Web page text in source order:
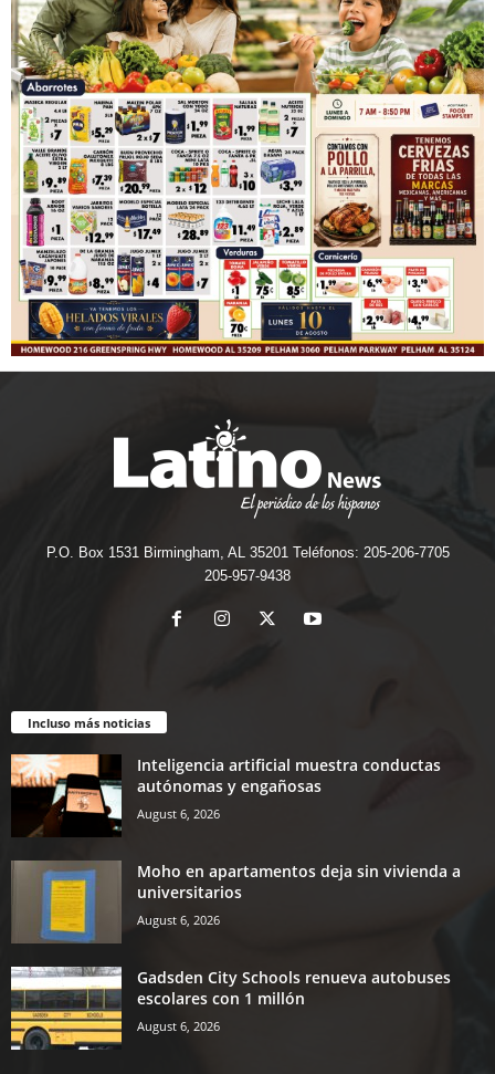
P.O. Box 1531 Birmingham, AL 35201 Teléfonos: 205-206-7705
205-957-9438
Incluso más noticias
Inteligencia artificial muestra conductas
autónomas y engañosas
August 6, 2026
Moho en apartamentos deja sin vivienda a
universitarios
August 6, 2026
Gadsden City Schools renueva autobuses
escolares con 1 millón
August 6, 2026